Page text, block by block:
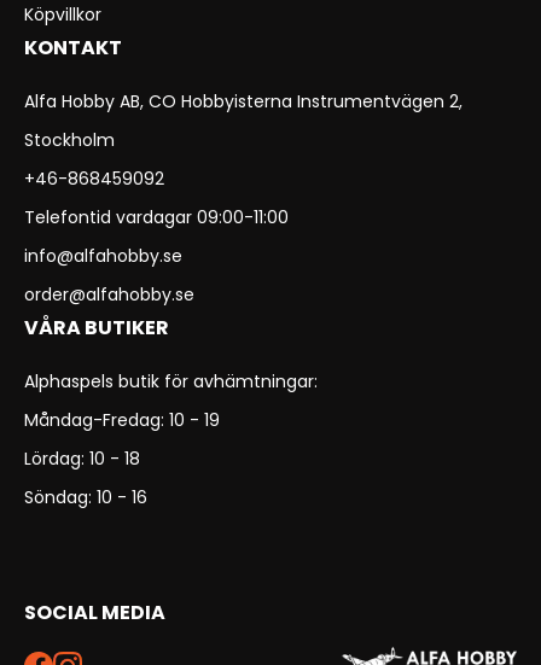
Köpvillkor
KONTAKT
Alfa Hobby AB, CO Hobbyisterna Instrumentvägen 2,
Stockholm
+46-868459092
Telefontid vardagar 09:00-11:00
info@alfahobby.se
order@alfahobby.se
VÅRA BUTIKER
Alphaspels butik för avhämtningar:
Måndag-Fredag: 10 - 19
Lördag: 10 - 18
Söndag: 10 - 16
SOCIAL MEDIA